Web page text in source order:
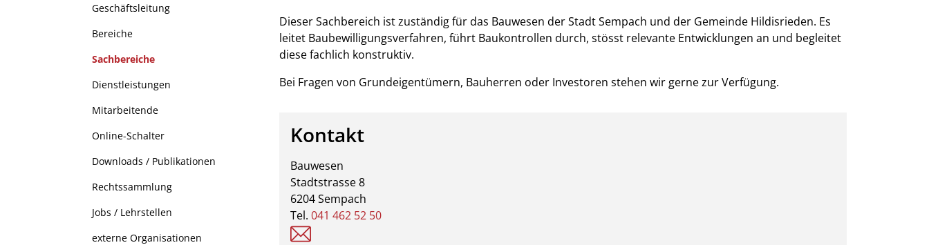
Geschäftsleitung
Bereiche
Sachbereiche
(ausgewählt)
Dienstleistungen
Mitarbeitende
Online-Schalter
Downloads / Publikationen
Rechtssammlung
Jobs / Lehrstellen
externe Organisationen
Dieser Sachbereich ist zuständig für das Bauwesen der Stadt Sempach und der Gemeinde Hildisrieden. Es
leitet Baubewilligungsverfahren, führt Baukontrollen durch, stösst relevante Entwicklungen an und begleitet
diese fachlich konstruktiv.
Bei Fragen von Grundeigentümern, Bauherren oder Investoren stehen wir gerne zur Verfügung.
Kontakt
Bauwesen
Stadtstrasse 8
6204 Sempach
Tel. 041 462 52 50
bauwesen@sempach.ch